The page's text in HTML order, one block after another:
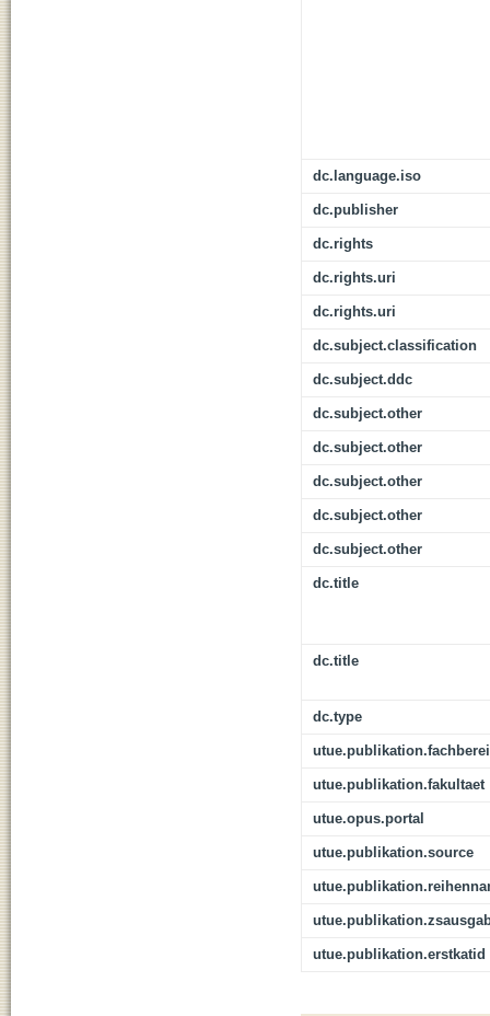
dc.language.iso
dc.publisher
dc.rights
dc.rights.uri
dc.rights.uri
dc.subject.classification
dc.subject.ddc
dc.subject.other
dc.subject.other
dc.subject.other
dc.subject.other
dc.subject.other
dc.title
dc.title
dc.type
utue.publikation.fakultaet
utue.opus.portal
utue.publikation.source
utue.publikation.erstkatid